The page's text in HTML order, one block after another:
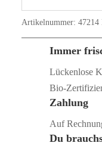
Artikelnummer: 47214
Immer
Lückenlose
Zahlung
Auf
Du